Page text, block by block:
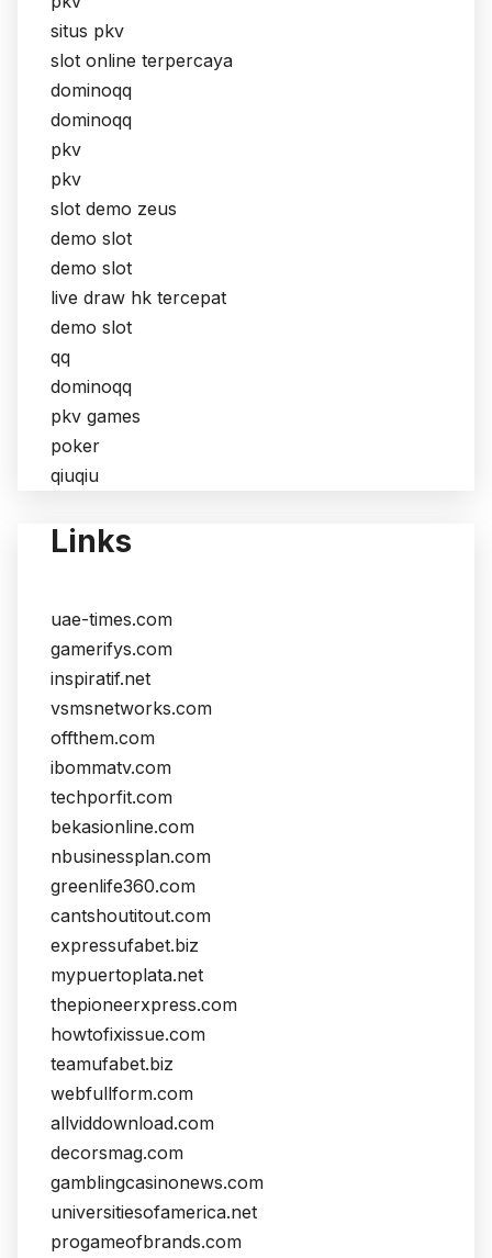
situs pkv
slot online terpercaya
dominoqq
dominoqq
pkv
pkv
slot demo zeus
demo slot
demo slot
live draw hk tercepat
demo slot
qq
dominoqq
pkv games
poker
qiuqiu
Links
uae-times.com
gamerifys.com
inspiratif.net
vsmsnetworks.com
offthem.com
ibommatv.com
techporfit.com
bekasionline.com
nbusinessplan.com
greenlife360.com
cantshoutitout.com
expressufabet.biz
mypuertoplata.net
thepioneerxpress.com
howtofixissue.com
teamufabet.biz
webfullform.com
allviddownload.com
decorsmag.com
gamblingcasinonews.com
universitiesofamerica.net
progameofbrands.com